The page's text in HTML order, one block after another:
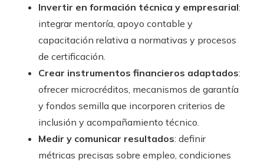
Invertir en formación técnica y empresarial:
integrar mentoría, apoyo contable y
capacitación relativa a normativas y procesos
de certificación.
Crear instrumentos financieros adaptados:
ofrecer microcréditos, mecanismos de garantía
y fondos semilla que incorporen criterios de
inclusión y acompañamiento técnico.
Medir y comunicar resultados: definir
métricas precisas sobre empleo, condiciones